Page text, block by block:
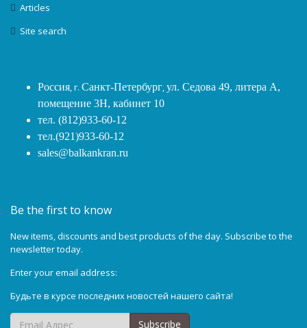
Articles
Site search
Россия, г. Санкт-Петербург,ул. Седова 49, литера А,
помещение 3Н, кабинет 10
тел. (812)933-60-12
тел.(921)933-60-12
sales@balkankran.ru
Be the first to know
New items, discounts and best products of the day. Subscribe to the
newsletter today.
Enter your email address:
Будьте в курсе последних новостей нашего сайта!
Subscribe